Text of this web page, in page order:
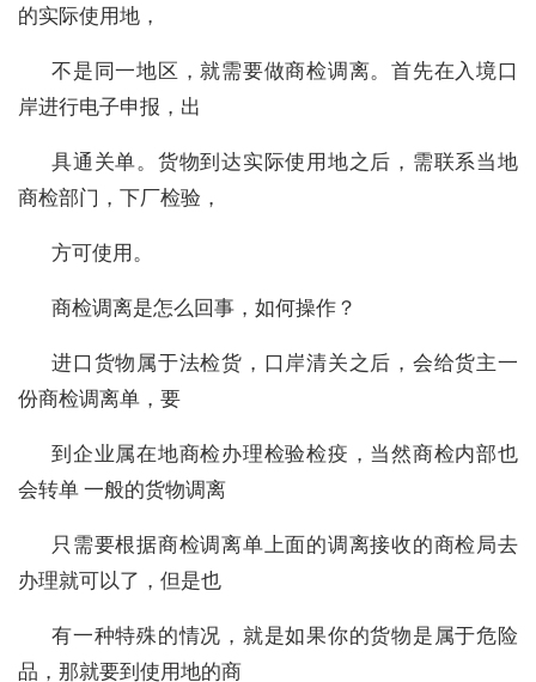
的实际使用地，
不是同一地区，就需要做商检调离。首先在入境口
岸进行电子申报，出
具通关单。货物到达实际使用地之后，需联系当地
商检部门，下厂检验，
方可使用。
商检调离是怎么回事，如何操作？
进口货物属于法检货，口岸清关之后，会给货主一
份商检调离单，要
到企业属在地商检办理检验检疫，当然商检内部也
会转单 一般的货物调离
只需要根据商检调离单上面的调离接收的商检局去
办理就可以了，但是也
有一种特殊的情况，就是如果你的货物是属于危险
品，那就要到使用地的商